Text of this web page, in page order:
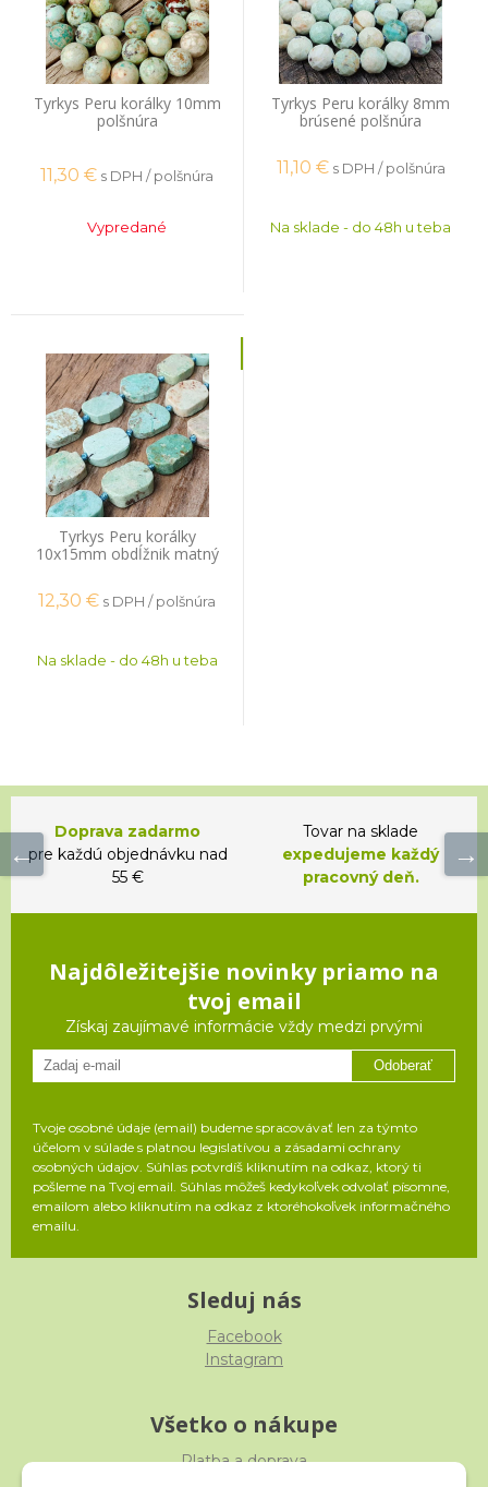
Tyrkys Peru korálky 10mm
polšnúra
11,30 € s DPH / polšnúra
Vypredané
Tyrkys Peru korálky 8mm
brúsené polšnúra
11,10 € s DPH / polšnúra
Na sklade - do 48h u teba
Tyrkys Peru korálky
10x15mm obdĺžnik matný
12,30 € s DPH / polšnúra
Na sklade - do 48h u teba
Doprava zadarmo
pre každú objednávku nad
55 €
Tovar na sklade
expedujeme každý
pracovný deň.
Najdôležitejšie novinky priamo na
tvoj email
Získaj zaujímavé informácie vždy medzi prvými
Odoberať
Tvoje osobné údaje (email) budeme spracovávať len za týmto
účelom v súlade s platnou legislatívou a zásadami ochrany
osobných údajov. Súhlas potvrdíš kliknutím na odkaz, ktorý ti
pošleme na Tvoj email. Súhlas môžeš kedykoľvek odvolať písomne,
emailom alebo kliknutím na odkaz z ktoréhokoľvek informačného
emailu.
Sleduj nás
Facebook
Instagram
Všetko o nákupe
Platba a doprava